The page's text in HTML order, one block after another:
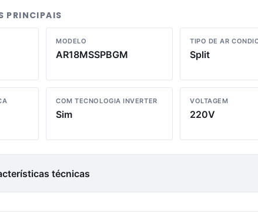
PRINCIPAIS
MODELO
AR18MSSPBGM
TIPO DE AR
Split
COM TECNOLOGIA INVERTER
Sim
VOLTAGEM
220V
técnicas